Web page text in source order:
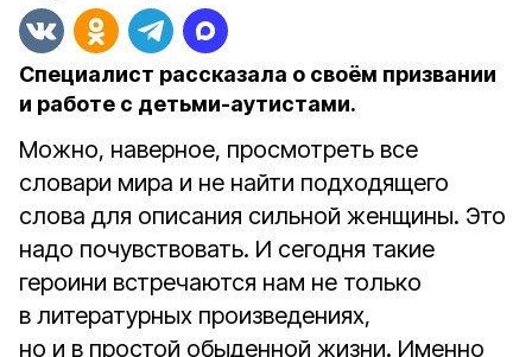
Специалист рассказала о своём призвании
и работе с детьми-аутистами.
Можно, наверное, просмотреть все
словари мира и не найти подходящего
слова для описания сильной женщины. Это
надо почувствовать. И сегодня такие
героини встречаются нам не только
в литературных произведениях,
но и в простой обыденной жизни. Именно